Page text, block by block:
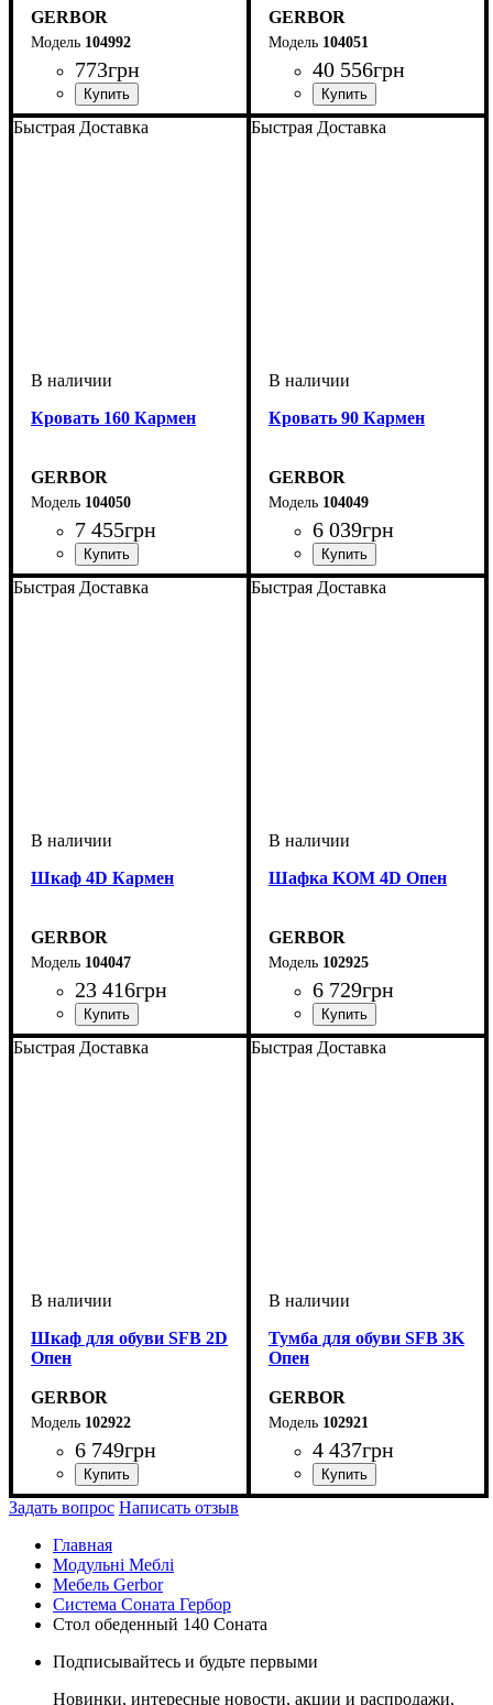
GERBOR
104992
773грн
GERBOR
104051
40 556грн
Быстрая Доставка
Кровать 160 Кармен
GERBOR
104050
7 455грн
Быстрая Доставка
Кровать 90 Кармен
GERBOR
104049
6 039грн
Быстрая Доставка
Шкаф 4D Кармен
GERBOR
104047
23 416грн
Быстрая Доставка
Шафка KOM 4D Опен
GERBOR
102925
6 729грн
Быстрая Доставка
Шкаф для обуви SFB 2D
Опен
GERBOR
102922
6 749грн
Быстрая Доставка
Тумба для обуви SFB 3K
Опен
GERBOR
102921
4 437грн
Задать вопрос Написать отзыв
Главная
Модульні Меблі
Мебель Gerbor
Система Соната Гербор
Стол обеденный 140 Соната
Подписывайтесь и будьте первыми
Новинки, интересные новости, акции и распродажи,